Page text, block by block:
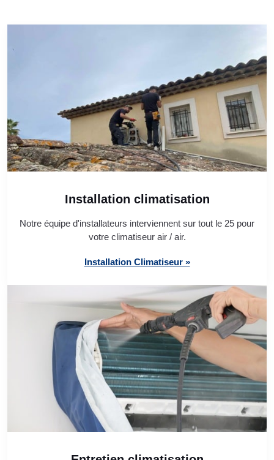
Installation climatisation
Notre équipe d'installateurs interviennent sur tout le 25 pour
votre climatiseur air / air.
Installation Climatiseur »